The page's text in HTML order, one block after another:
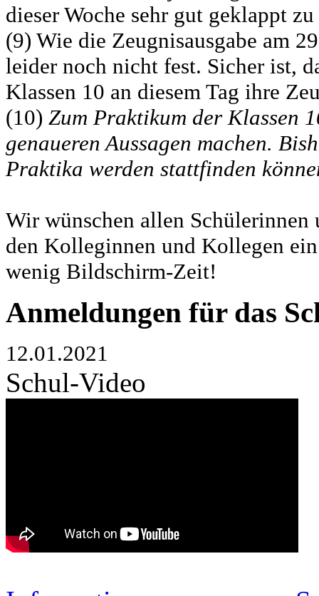
dieser Woche sehr gut geklappt
(9) Wie die Zeugnisausgabe am
leider noch nicht fest. Sicher ist,
Klassen 10 an diesem Tag ihre
(10) Zum Praktikum der Klassen
genaueren Aussagen machen.
Praktika werden stattfinden
Wir wünschen allen
den Kolleginnen und Kollegen
wenig Bildschirm-Zeit!
Anmeldungen für das
12.01.2021
Schul-Video